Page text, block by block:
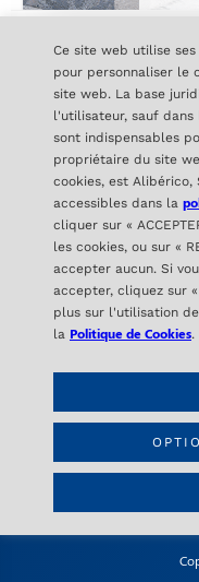
Ce site web utilise
pour personnaliser le
site web. La base
l'utilisateur, sauf dans
sont indispensables
propriétaire du site
cookies, est Alibérico,
accessibles dans la
cliquer sur «
les cookies, ou sur «
accepter aucun. Si
accepter, cliquez sur «
plus sur l'utilisation
la Politique de Cookies.
C/